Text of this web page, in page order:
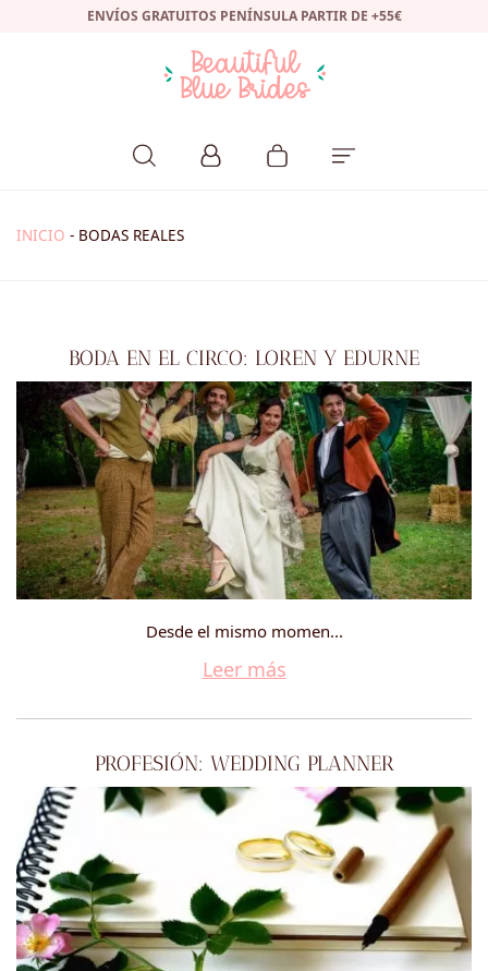
ENVÍOS GRATUITOS PENÍNSULA PARTIR DE +55€
INICIO - BODAS REALES
BODA EN EL CIRCO: LOREN Y EDURNE
Desde el mismo momen...
Leer más
PROFESIÓN: WEDDING PLANNER